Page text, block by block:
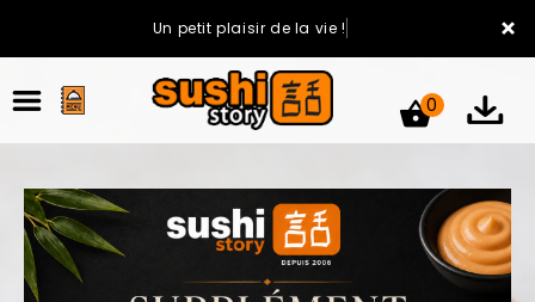
×
Un petit plaisir de la vie !
0